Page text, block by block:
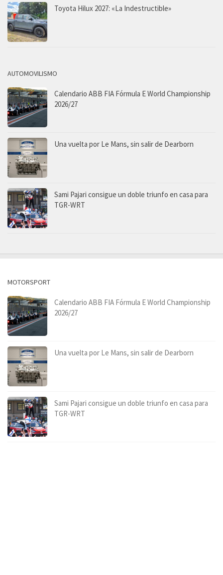
Toyota Hilux 2027: «La Indestructible»
AUTOMOVILISMO
Calendario ABB FIA Fórmula E World Championship
2026/27
Una vuelta por Le Mans, sin salir de Dearborn
Sami Pajari consigue un doble triunfo en casa para
TGR-WRT
MOTORSPORT
Calendario ABB FIA Fórmula E World Championship
2026/27
Una vuelta por Le Mans, sin salir de Dearborn
Sami Pajari consigue un doble triunfo en casa para
TGR-WRT